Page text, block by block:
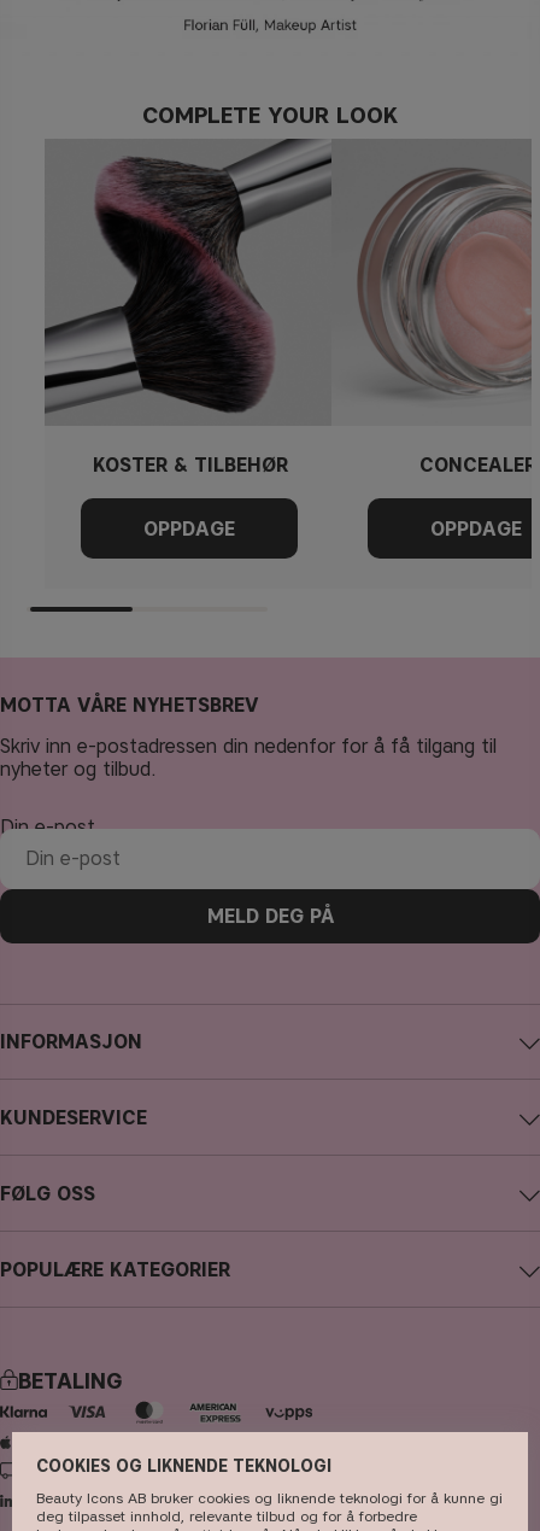
COMPLETE YOUR LOOK
KOSTER & TILBEHØR CONCEALER
INFORMASJON
Karriere
KUNDESERVICE
Angre kjøp
FØLG OSS
Facebook
Pinterest
POPULÆRE KATEGORIER
sminke
parfyme
MOTTA VÅRE NYHETSBREV
Skriv inn e-postadressen din nedenfor for å få tilgang til
nyheter og tilbud.
Din e-post
MELD DEG PÅ
BETALING
LEVERING
COOKIES OG LIKNENDE TEKNOLOGI
Beauty Icons AB bruker cookies og liknende teknologi for å kunne gi
deg tilpasset innhold, relevante tilbud og for å forbedre